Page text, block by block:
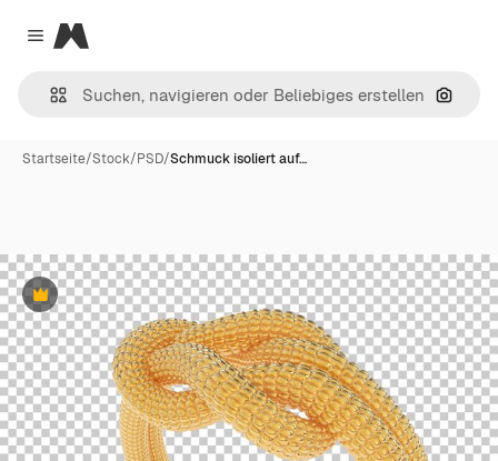
Close menu
Magnific
Nach
Startseite/Stock/PSD/Schmuck isoliert auf…
Premium